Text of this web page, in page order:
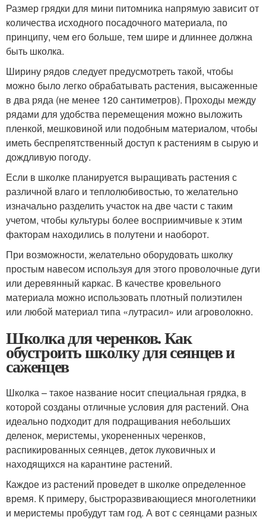
Размер грядки для мини питомника напрямую зависит от
количества исходного посадочного материала, по
принципу, чем его больше, тем шире и длиннее должна
быть школка.
Ширину рядов следует предусмотреть такой, чтобы
можно было легко обрабатывать растения, высаженные
в два ряда (не менее 120 сантиметров). Проходы между
рядами для удобства перемещения можно выложить
пленкой, мешковиной или подобным материалом, чтобы
иметь беспрепятственный доступ к растениям в сырую и
дождливую погоду.
Если в школке планируется выращивать растения с
различной влаго и теплолюбивостью, то желательно
изначально разделить участок на две части с таким
учетом, чтобы культуры более восприимчивые к этим
факторам находились в полутени и наоборот.
При возможности, желательно оборудовать школку
простым навесом используя для этого проволочные дуги
или деревянный каркас. В качестве кровельного
материала можно использовать плотный полиэтилен
или любой материал типа «лутрасил» или агроволокно.
Школка для черенков. Как
обустроить школку для сеянцев и
саженцев
Школка – такое название носит специальная грядка, в
которой созданы отличные условия для растений. Она
идеально подходит для подращивания небольших
деленок, меристемы, укорененных черенков,
распикированных сеянцев, деток луковичных и
находящихся на карантине растений.
Каждое из растений проведет в школке определенное
время. К примеру, быстроразвивающиеся многолетники
и меристемы пробудут там год. А вот с сеянцами разных